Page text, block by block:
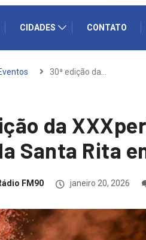
CIDADES CONTATO
30ª edição da…
da
Santa Rita
FM90 janeiro 20, 2026